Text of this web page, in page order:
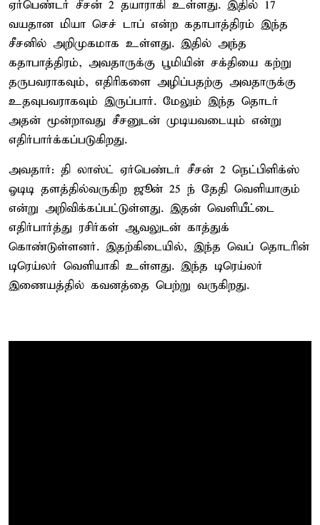
ஏர்பெண்டர் சீசன் 2 தயாராகி உள்ளது. இதில் 17
வயதான மியா செச் டாப் என்ற கதாபாத்திரம் இந்த
சீசனில் அறிமுகமாக உள்ளது. இதில் அந்த
கதாபாத்திரம், அவதாருக்கு பூமியின் சக்தியை கற்று
தருபவராகவும், எதிரிகளை அழிப்பதற்கு அவதாருக்கு
உதவுபவராகவும் இருப்பார். மேலும் இந்த தொடர்
அதன் மூன்றாவது சீசனுடன் முடியவடையும் என்று
எதிர்பார்க்கப்படுகிறது.
அவதார்: தி லாஸ்ட் ஏர்பெண்டர் சீசன் 2 நெட்பிளிக்ஸ்
ஓடிடி தளத்தில்வருகிற ஜூன் 25 ந் தேதி வெளியாகும்
என்று அறிவிக்கப்பட்டுள்ளது. இதன் வெளியீட்டை
எதிர்பார்த்து ரசிர்கள் ஆவலுடன் காத்துக்
கொண்டுள்ளனர். இதற்கிடையில், இந்த வெப் தொடரின்
டிரெய்லர் வெளியாகி உள்ளது. இந்த டிரெய்லர்
இணையத்தில் கவனத்தை பெற்று வருகிறது.